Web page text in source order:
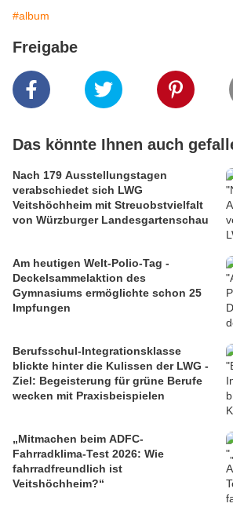
#album
Freigabe
Das könnte Ihnen auch
Nach 179 Ausstellungstagen
verabschiedet sich LWG
Veitshöchheim mit Streuobstvielfalt
von Würzburger Landesgartenschau
Am heutigen Welt-Polio-Tag -
Deckelsammelaktion des
Gymnasiums ermöglichte schon 25
Impfungen
Berufsschul-Integrationsklasse
blickte hinter die Kulissen der LWG -
Ziel: Begeisterung für grüne Berufe
wecken mit Praxisbeispielen
„Mitmachen beim ADFC-
Fahrradklima-Test 2026: Wie
fahrradfreundlich ist
Veitshöchheim?“